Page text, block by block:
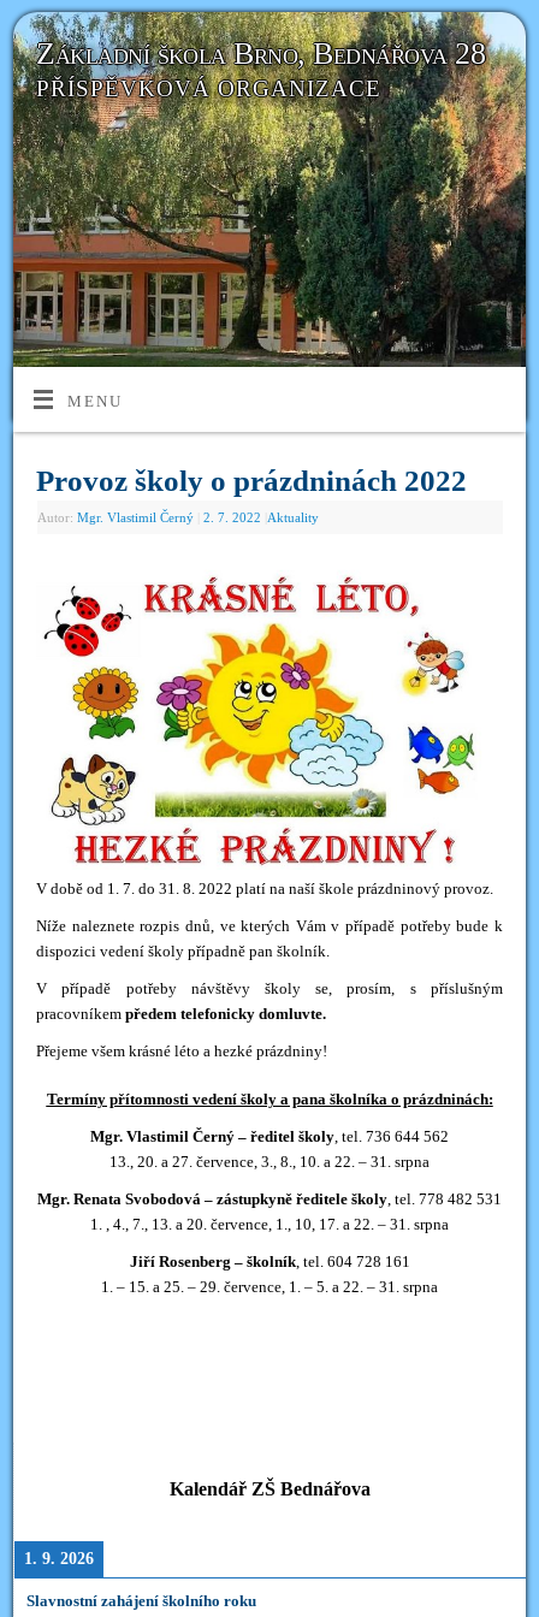
Základní škola Brno, Bednářova 28
PŘÍSPĚVKOVÁ ORGANIZACE
MENU
Provoz školy o prázdninách 2022
Autor:Mgr. Vlastimil Černý 2. 7. 2022 Aktuality
V době od 1. 7. do 31. 8. 2022 platí na naší škole prázdninový provoz.
Níže naleznete rozpis dnů, ve kterých Vám v případě potřeby bude k
dispozici vedení školy případně pan školník.
V případě potřeby návštěvy školy se, prosím, s příslušným
pracovníkempředem telefonicky domluvte.
Přejeme všem krásné léto a hezké prázdniny!
Termíny přítomnosti vedení školy a pana školníka o prázdninách:
Mgr. Vlastimil Černý – ředitel školy , tel. 736 644 562
13., 20. a 27. července, 3., 8., 10. a 22. – 31. srpna
Mgr. Renata Svobodová – zástupkyně ředitele školy , tel. 778 482 531
1. , 4., 7., 13. a 20. července, 1., 10, 17. a 22. – 31. srpna
Jiří Rosenberg – školník, tel. 604 728 161
1. – 15. a 25. – 29. července, 1. – 5. a 22. – 31. srpna
Kalendář ZŠ Bednářova
1. 9. 2026
Slavnostní zahájení školního roku